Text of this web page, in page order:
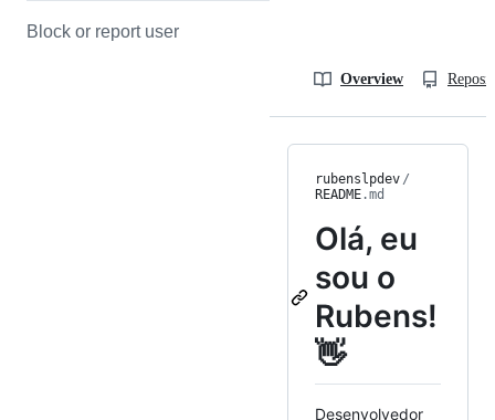
Block or report user
Overview
rubenslpdev /
README.md
Olá, eu
sou o
Rubens!
👋
Desenvolvedor